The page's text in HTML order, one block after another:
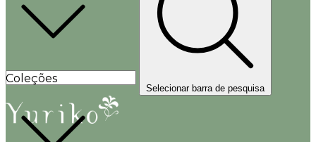
Coleções
Selecionar barra de pesquisa